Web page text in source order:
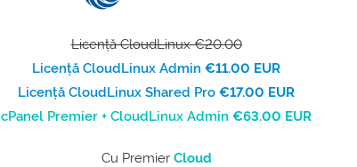
Licență CloudLinux €20.00
Licență CloudLinux Admin€11.00 EUR
Licență CloudLinux Shared Pro€17.00 EUR
cPanel Premier + CloudLinux Admin€63.00 EUR
Cu Premier Cloud